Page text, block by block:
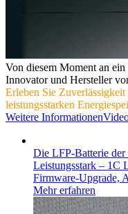
Von diesem Moment an ein
Innovator und Hersteller
Erleben Sie
leistungsstarken
Weitere Informationen
Die LFP-Batterie der
Leistungsstark – 1C
Firmware-Upgrade,
Mehr erfahren